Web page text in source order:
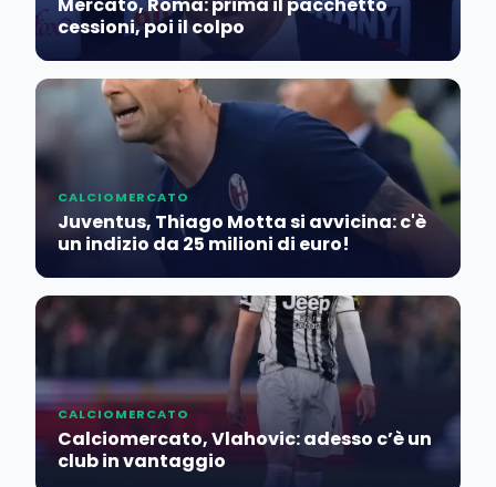
Mercato, Roma: prima il pacchetto
cessioni, poi il colpo
CALCIOMERCATO
Juventus, Thiago Motta si avvicina: c'è
un indizio da 25 milioni di euro!
CALCIOMERCATO
Calciomercato, Vlahovic: adesso c’è un
club in vantaggio